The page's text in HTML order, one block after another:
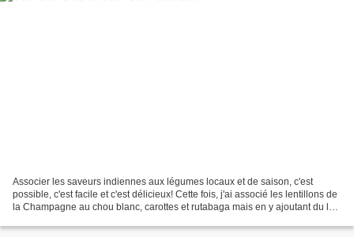
Associer les saveurs indiennes aux légumes locaux et de saison, c'est
possible, c'est facile et c'est délicieux! Cette fois, j'ai associé les lentillons de
la Champagne au chou blanc, carottes et rutabaga mais en y ajoutant du lait